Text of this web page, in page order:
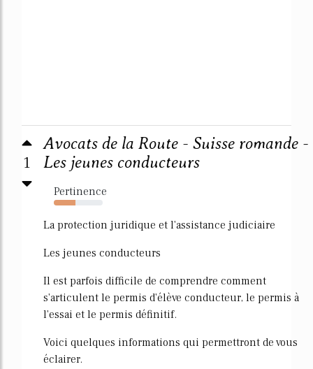
1
Avocats de la Route - Suisse romande -
Les jeunes conducteurs
Pertinence
44%
La protection juridique et l'assistance judiciaire
Les jeunes conducteurs
Il est parfois difficile de comprendre comment
s'articulent le permis d'élève conducteur, le permis à
l'essai et le permis définitif.
Voici quelques informations qui permettront de vous
éclairer.